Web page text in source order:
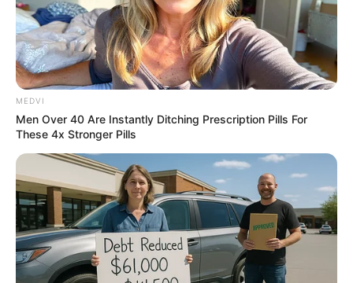
10 World Cup 2026 Facts Every Football Fan
Should Know
BRAINBERRIES
Tallest Women On Earth — Their Height Is Jaw-
Dropping
MEDVI
Men Over 40 Are Instantly Ditching Prescription Pills For
These 4x Stronger Pills